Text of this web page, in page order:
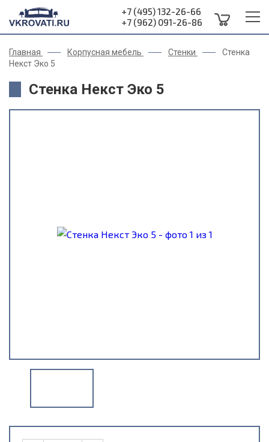
+7 (495) 132-26-66
+7 (962) 091-26-86
Главная Корпусная мебель Стенки
Стенка
Некст Эко 5
Стенка Некст Эко 5